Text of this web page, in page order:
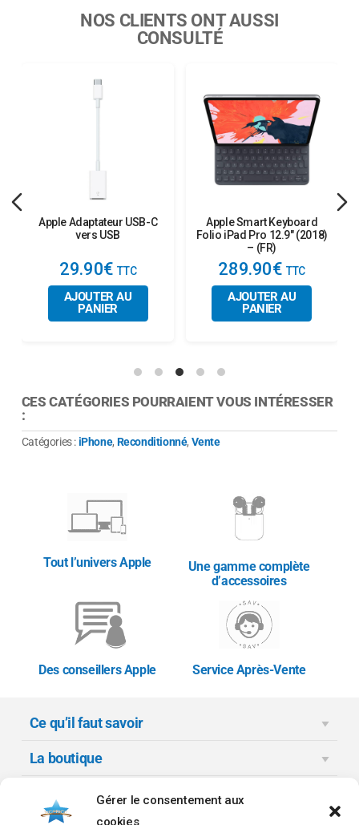
Gérer le consentement aux
cookies
réseau
Une fonctionnalité qui peut sauver des vies.
Caractéristiques techniques
Écran :
OLED Super Retina XDR 6,1″ – 120
Stockage :
128 Go / 256 Go / 512 Go / 1
To
McPrice
SOS
iOS (dernière version compatible)
NOS CLIENTS ONT AUSSI
CONSULTÉ
Apple Adaptateur USB-C
vers USB
29.90€
AJOUTER AU
PANIER
Apple Smart Keyboard
Folio iPad Pro 12.9″ (2018)
– (FR)
289.90€
AJOUTER AU
PANIER
CES CATÉGORIES POURRAIENT VOUS INTÉRESSER
:
Catégories :iPhone, Reconditionné, Vente
Tout l’univers Apple
Une gamme complète
d’accessoires
Des conseillers Apple Service Après-Vente
Ce qu’il faut savoir
La boutique
Moyens de paiement